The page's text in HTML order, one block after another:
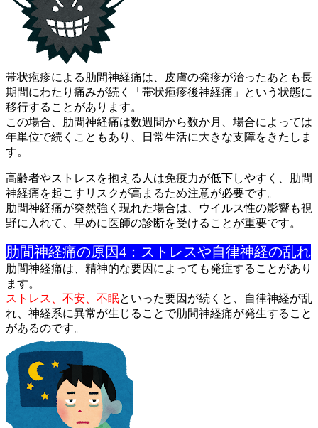
帯状疱疹による肋間神経痛は、皮膚の発疹が治ったあとも長
期間にわたり痛みが続く「帯状疱疹後神経痛」
という状態に
移行することがあります。
この場合、肋間神経痛は数週間から数か月、場合によっては
年単位で続くこともあり、日常生活に大きな支障をきたしま
す。
高齢者やストレスを抱える人は免疫力が低下しやすく、肋間
神経痛を起こすリスクが高まるため注意が必要です。
肋間神経痛が突然強く現れた場合は、ウイルス性の影響も視
野に入れて、早めに医師の診断を受けることが重要です。
肋間神経痛の原因4：ストレスや自律神経の乱れ
肋間神経痛は、精神的な要因によっても発症することがあり
ます。
ストレス、不安、不眠といった要因が続くと、自律神経が乱
れ、神経系に異常が生じることで肋間神経痛が発生すること
があるのです。